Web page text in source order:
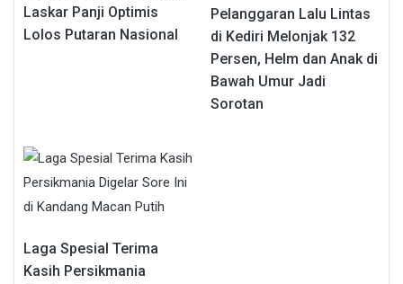
Laskar Panji Optimis
Lolos Putaran Nasional
Pelanggaran Lalu Lintas
di Kediri Melonjak 132
Persen, Helm dan Anak di
Bawah Umur Jadi
Sorotan
Laga Spesial Terima
Kasih Persikmania